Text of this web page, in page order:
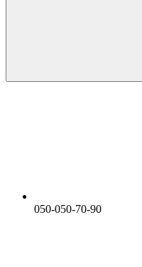
050-050-70-90